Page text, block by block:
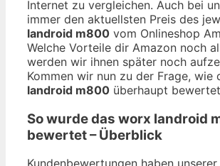
Internet zu vergleichen. Auch bei
immer den aktuellsten Preis des
landroid m800 vom Onlineshop
Welche Vorteile dir Amazon noch
werden wir ihnen später noch
Kommen wir nun zu der Frage, wie
landroid m800 überhaupt
So wurde das worx landroid
bewertet – Überblick